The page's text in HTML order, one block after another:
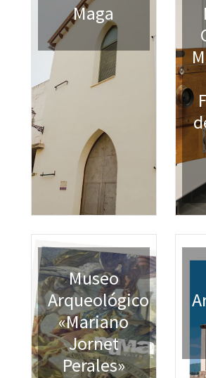
Maga
Museo
Arqueológico
«Mariano
Jornet
Perales»